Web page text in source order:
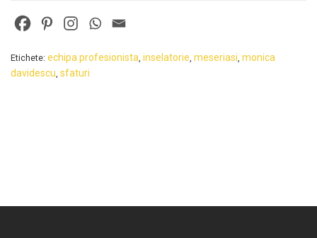
Etichete: echipa profesionista inselatorie meseriasi monica
davidescu sfaturi